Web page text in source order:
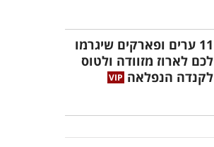
11 ערים ופארקים שיגרמו
לכם לארוז מזוודה ולטוס
לקנדה הנפלאה